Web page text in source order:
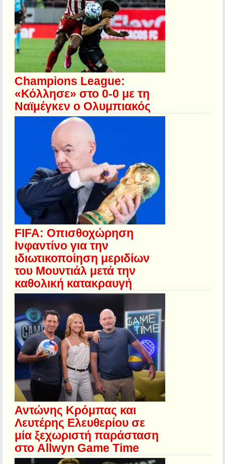
Champions League:
«Κόλλησε» στο 0-0 με τη
Ναϊμέγκεν ο Ολυμπιακός
FIFA: Οπισθοχώρηση
Ινφαντίνο για την
ιδιωτικοποίηση μεριδίων
του Μουντιάλ μετά την
καθολική κατακραυγή
Αντώνης Κρόμπας και
Λευτέρης Ελευθερίου σε
μία ξεχωριστή παράσταση
στο Allwyn Game Time